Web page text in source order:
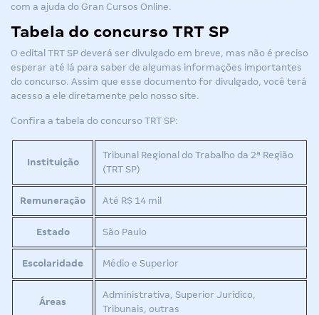
com a ajuda do Gran Cursos Online.
Tabela do concurso TRT SP
O edital TRT SP deverá ser divulgado em breve, mas não é preciso
esperar até lá para saber de algumas informações importantes
do concurso. Assim que esse documento for divulgado, você terá
acesso a ele diretamente pelo nosso site.
Confira a tabela do concurso TRT SP:
Instituição
Tribunal Regional do Trabalho da 2ª Região
(TRT SP)
Remuneração Até R$ 14 mil
Estado São Paulo
Escolaridade Médio e Superior
Áreas
Administrativa, Superior Jurídico,
Tribunais, outras